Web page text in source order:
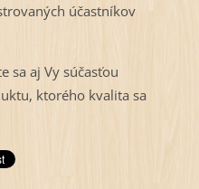
účastníkov
sa aj Vy súčasťou
ktorého kvalita sa